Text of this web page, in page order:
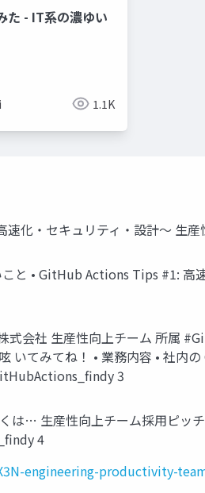
た - IT系の濃ゆい
1.1K
化・セキュリティ・設計〜 生産
こと • GitHub Actions Tips #1:
式会社 生産性向上チーム 所属
てみてね！ • 業務内容 • 社内
3
は… 生産性向上チーム採用ピ
4
engineering-productivity-